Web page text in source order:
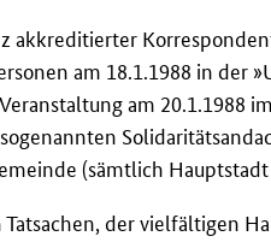
akkreditierter
am 18.1.1988 in der
am 20.1.1988
(sämtlich
der vielfältigen